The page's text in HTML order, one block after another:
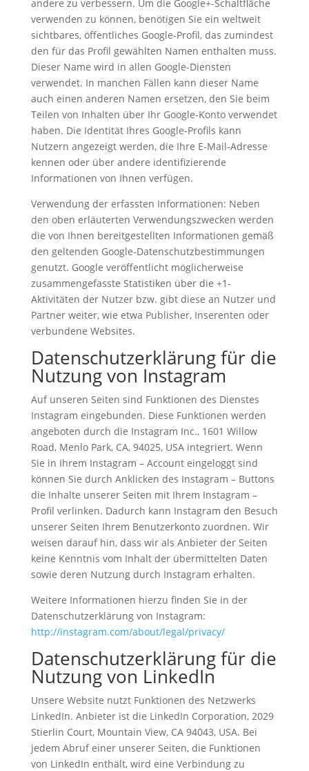
andere zu verbessern. Um die Google+-Schaltfläche
verwenden zu können, benötigen Sie ein weltweit
sichtbares, öffentliches Google-Profil, das zumindest
den für das Profil gewählten Namen enthalten muss.
Dieser Name wird in allen Google-Diensten
verwendet. In manchen Fällen kann dieser Name
auch einen anderen Namen ersetzen, den Sie beim
Teilen von Inhalten über Ihr Google-Konto verwendet
haben. Die Identität Ihres Google-Profils kann
Nutzern angezeigt werden, die Ihre E-Mail-Adresse
kennen oder über andere identifizierende
Informationen von Ihnen verfügen.
Verwendung der erfassten Informationen: Neben
den oben erläuterten Verwendungszwecken werden
die von Ihnen bereitgestellten Informationen gemäß
den geltenden Google-Datenschutzbestimmungen
genutzt. Google veröffentlicht möglicherweise
zusammengefasste Statistiken über die +1-
Aktivitäten der Nutzer bzw. gibt diese an Nutzer und
Partner weiter, wie etwa Publisher, Inserenten oder
verbundene Websites.
Datenschutzerklärung für die
Nutzung von Instagram
Auf unseren Seiten sind Funktionen des Dienstes
Instagram eingebunden. Diese Funktionen werden
angeboten durch die Instagram Inc., 1601 Willow
Road, Menlo Park, CA, 94025, USA integriert. Wenn
Sie in Ihrem Instagram – Account eingeloggt sind
können Sie durch Anklicken des Instagram – Buttons
die Inhalte unserer Seiten mit Ihrem Instagram –
Profil verlinken. Dadurch kann Instagram den Besuch
unserer Seiten Ihrem Benutzerkonto zuordnen. Wir
weisen darauf hin, dass wir als Anbieter der Seiten
keine Kenntnis vom Inhalt der übermittelten Daten
sowie deren Nutzung durch Instagram erhalten.
Weitere Informationen hierzu finden Sie in der
Datenschutzerklärung von Instagram:
http://instagram.com/about/legal/privacy/
Datenschutzerklärung für die
Nutzung von LinkedIn
Unsere Website nutzt Funktionen des Netzwerks
LinkedIn. Anbieter ist die LinkedIn Corporation, 2029
Stierlin Court, Mountain View, CA 94043, USA. Bei
jedem Abruf einer unserer Seiten, die Funktionen
von LinkedIn enthält, wird eine Verbindung zu